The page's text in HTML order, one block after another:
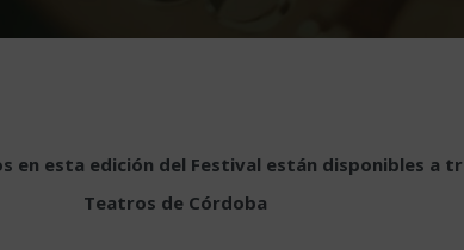
esta edición del Festival están disponibles a
Teatros de Córdoba